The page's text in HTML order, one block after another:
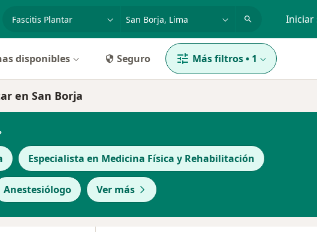
Iniciar
disponibles Seguro Más filtros• 1
en San Borja
Especialista en Medicina Física y Rehabilitación
Anestesiólogo Ver más